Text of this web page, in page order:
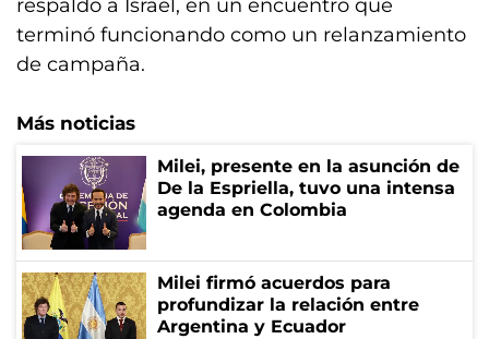
respaldo a Israel, en un encuentro que
terminó funcionando como un relanzamiento
de campaña.
Más noticias
Milei, presente en la asunción de
De la Espriella, tuvo una intensa
agenda en Colombia
Milei firmó acuerdos para
profundizar la relación entre
Argentina y Ecuador